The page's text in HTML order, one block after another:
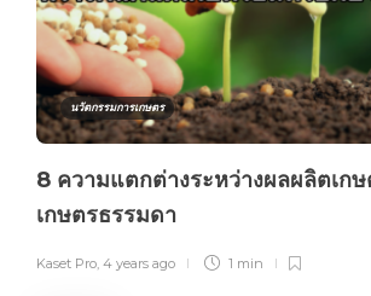
นวัตกรรมการเกษตร
8 ความแตกต่างระหว่างผลผลิตเก
เกษตรธรรมดา
Kaset Pro 4 years ago 1 min